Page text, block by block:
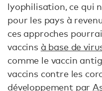
lyophilisation, ce qui
pour les pays à
ces approches
vaccins à base de
comme le vaccin
vaccins contre les
développement par